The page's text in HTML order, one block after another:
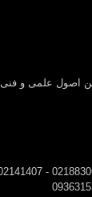
اصول علمی و فنی